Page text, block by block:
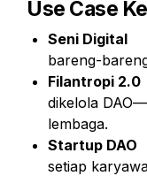
Use Case
Seni Digital
bareng-
Filantropi 2.0
dikelola
lembaga.
Startup DAO
setiap